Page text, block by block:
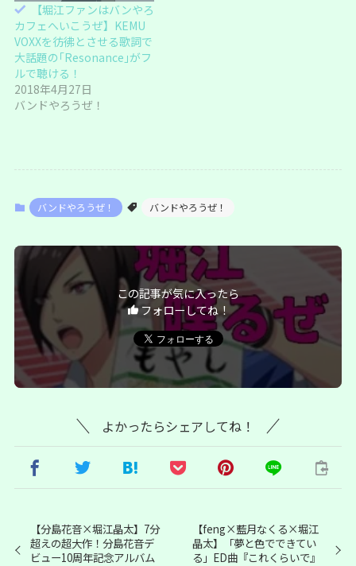
【堀江ファンはバンやろ
カフェへいこうぜ】KEMU
VOXXを彷彿とさせる歌詞で
大話題の｢Resonance｣がフ
ルで聴ける！
2018年4月27日
バンドやろうぜ！
バンドやろうぜ！ バンドやろうぜ！
この記事が気に入ったら
フォローしてね！
よかったらシェアしてね！
【分島花音×堀江晶太】7分
超えの超大作！分島花音デ
ビュー10周年記念アルバム
【feng×藍月なくる×堀江
晶太】「夢と色でできてい
る」ED曲『これくらいで』